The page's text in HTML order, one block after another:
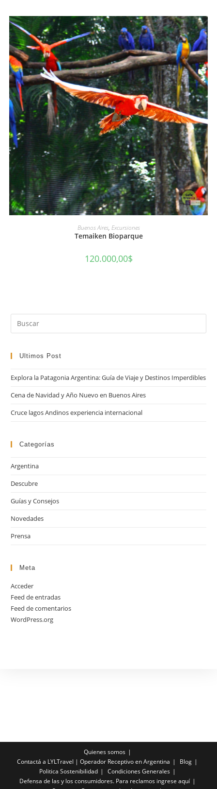
AÑADIR AL CARRITO
Buenos Aires, Excursiones
Temaiken Bioparque
120.000,00$
Ultimos Post
Explora la Patagonia Argentina: Guía de Viaje y Destinos Imperdibles
Cena de Navidad y Año Nuevo en Buenos Aires
Cruce lagos Andinos experiencia internacional
Categorías
Argentina
Descubre
Guías y Consejos
Novedades
Prensa
Meta
Acceder
Feed de entradas
Feed de comentarios
WordPress.org
Quienes somos
Contactá a LYLTravel | Operador Receptivo en Argentina
Blog
Politica Sostenibilidad
Condiciones Generales
Defensa de las y los consumidores. Para reclamos ingrese aquí